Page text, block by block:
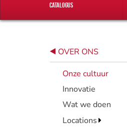
CATALOGUS
OVER ONS
Onze cultuur
Innovatie
Wat we doen
Locations